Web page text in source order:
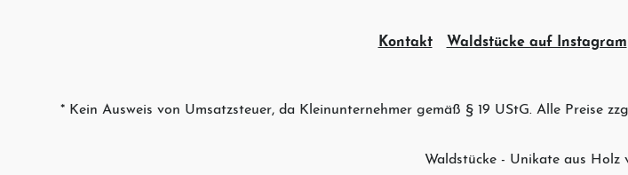
Kontakt Waldstücke auf Instagram
* Kein Ausweis von Umsatzsteuer, da Kleinunternehmer gemäß § 19 UStG. Alle Preise
Waldstücke - Unikate aus Holz